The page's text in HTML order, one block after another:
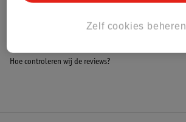
Bekijk ook
Alle Maandverband
Hoe controleren wij de reviews?
Zelf cookies beheren